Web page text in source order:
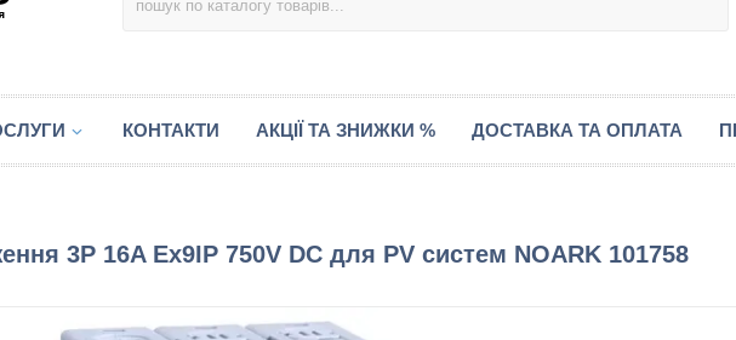
КОНТАКТИ АКЦІЇ ТА ЗНИЖКИ % ДОСТАВКА ТА ОПЛАТА
3P 16A Ex9IP 750V DC для PV систем NOARK 101758